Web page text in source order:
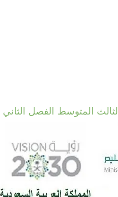
الثالث المتوسط الفصل الثاني